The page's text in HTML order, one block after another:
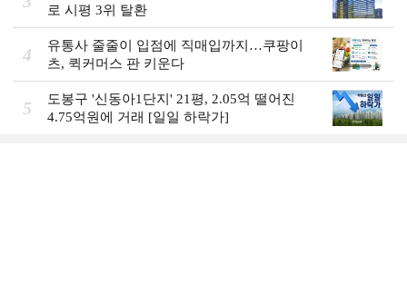
로 시평 3위 탈환
4
유통사 줄줄이 입점에 직매입까지…쿠팡이
츠, 퀵커머스 판 키운다
5
도봉구 '신동아1단지' 21평, 2.05억 떨어진
4.75억원에 거래 [일일 하락가]